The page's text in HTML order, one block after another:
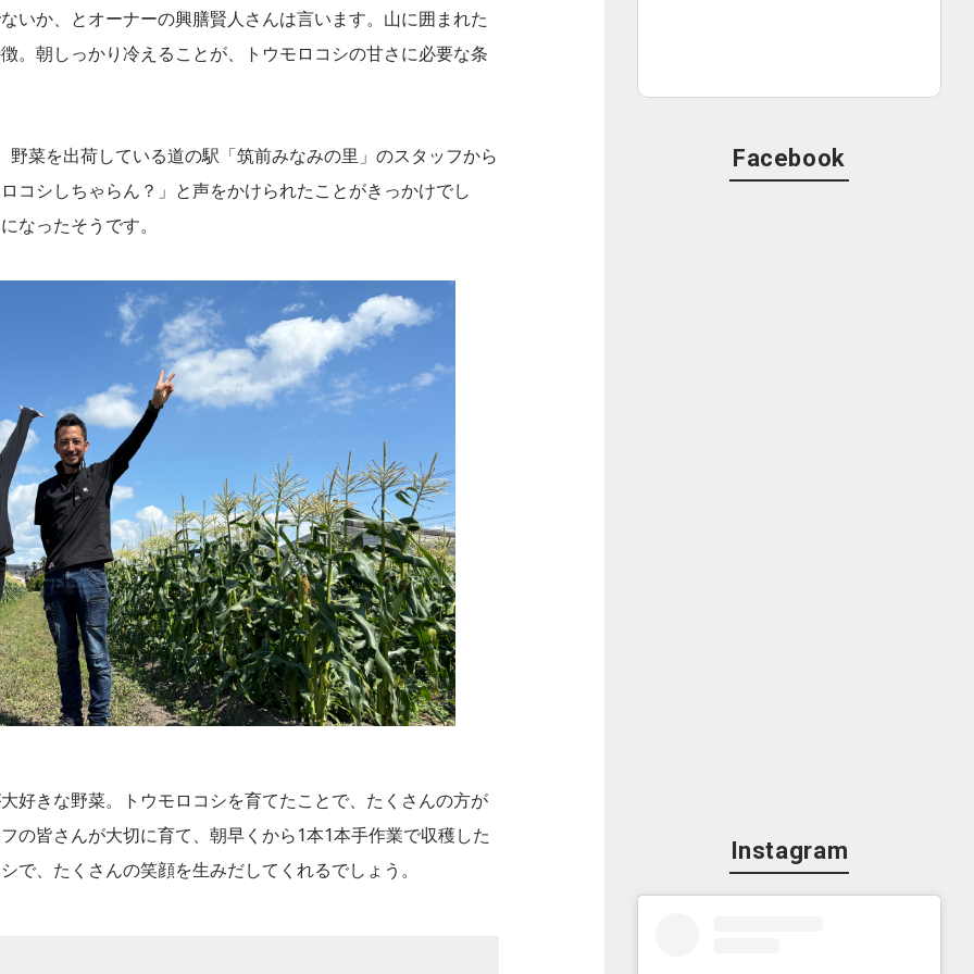
いか、とオーナーの興膳賢人さんは言います。山に囲まれた
。朝しっかり冷えることが、トウモロコシの甘さに必要な条
菜を出荷している道の駅「筑前みなみの里」のスタッフから
コシしちゃらん？」と声をかけられたことがきっかけでし
なったそうです。
好きな野菜。トウモロコシを育てたことで、たくさんの方が
の皆さんが大切に育て、朝早くから1本1本手作業で収穫した
、たくさんの笑顔を生みだしてくれるでしょう。
Facebook
Instagram